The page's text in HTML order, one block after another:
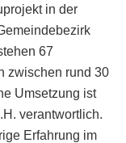
in der
67
zwischen rund 30
Umsetzung ist
verantwortlich.
Erfahrung im